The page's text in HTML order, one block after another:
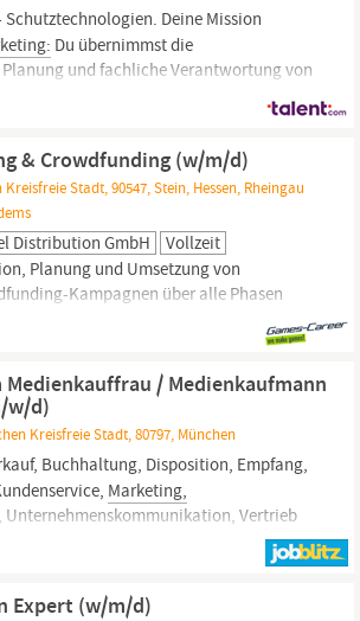
Schutztechnologien. Deine Mission
Du übernimmst die
und fachliche Verantwortung von
Content: Du
packende, technisch fundierte Inhalte
& Crowdfunding (w/m/d)
Stadt, 90547, Stein, Hessen, Rheingau
Distribution GmbH
Vollzeit
Planung und Umsetzung von
Kampagnen über alle Phasen
Kampagnenbotschaften, Storylines und
in enger Abstimmung mit Redaktion,
Koordination interner Abteilungen
Grafik, Produktion) / Medienkaufmann
w/d)
Kreisfreie Stadt, 80797, München
Buchhaltung, Disposition, Empfang,
Marketing,
Vertrieb
Verständnis der
sowie auf Messen darfst Du
Seminare für Deine Weiterentwicklung:
Expert (w/m/d)